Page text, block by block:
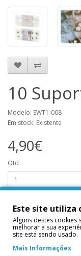
10
Modelo: SWT1-008
Em stock: Existente
4,90€
Qtd
Descrição
Este site utiliza
Alguns destes cookies
melhorar a sua
site está sendo usado.
Mais Informações